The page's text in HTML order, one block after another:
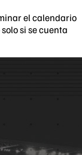
el calendario
si se cuenta